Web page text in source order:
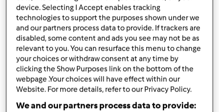
Anonimo (non verificato)
Mar, 09/16/2014 - 17:50
Buon giorno ho appena ordinato il Tm 5, ho visto che in
device. Selecting I Accept enables tracking
technologies to support the purposes shown under we
and our partners process data to provide. If trackers are
disabled, some content and ads you see may not be as
relevant to you. You can resurface this menu to change
your choices or withdraw consent at any time by
clicking the Show Purposes link on the bottom of the
webpage .Your choices will have effect within our
Website. For more details, refer to our Privacy Policy.
We and our partners process data to provide: